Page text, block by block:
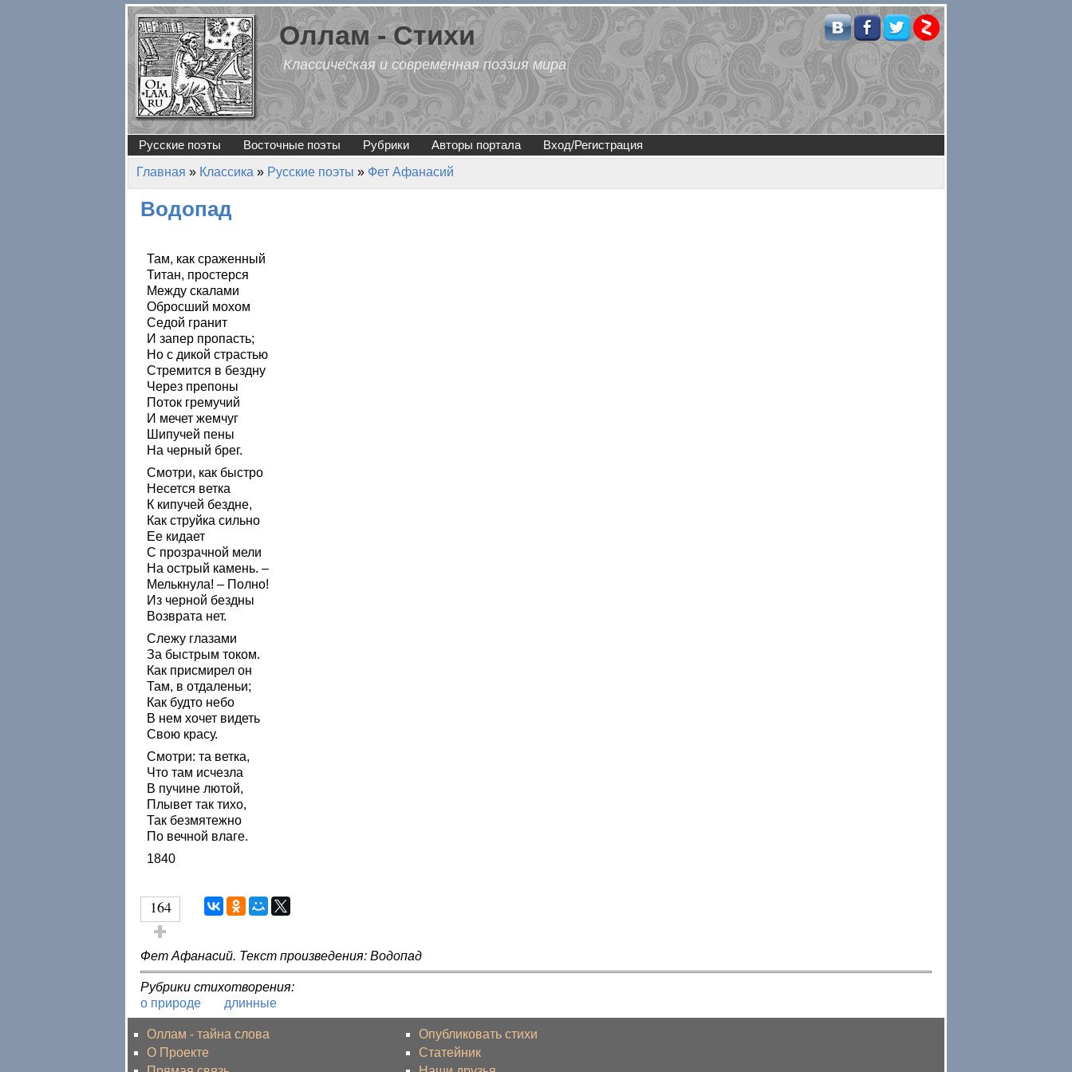
Перейти к основному содержанию
Оллам - Стихи
Классическая и современная поэзия мира
Русские поэты Восточные поэты Рубрики Авторы портала Вход/Регистрация
Вы здесь
Главная » Классика » Русские поэты » Фет Афанасий
Водопад
Там, как сраженный
Титан, простерся
Между скалами
Обросший мохом
Седой гранит
И запер пропасть;
Но с дикой страстью
Стремится в бездну
Через препоны
Поток гремучий
И мечет жемчуг
Шипучей пены
На черный брег.
Смотри, как быстро
Несется ветка
К кипучей бездне,
Как струйка сильно
Ее кидает
С прозрачной мели
На острый камень. –
Мелькнула! – Полно!
Из черной бездны
Возврата нет.
Слежу глазами
За быстрым током.
Как присмирел он
Там, в отдаленьи;
Как будто небо
В нем хочет видеть
Свою красу.
Смотри: та ветка,
Что там исчезла
В пучине лютой,
Плывет так тихо,
Так безмятежно
По вечной влаге.
1840
164
Голос за!
Фет Афанасий. Текст произведения: Водопад
Рубрики стихотворения:
о природе
длинные
Оллам - тайна слова
О Проекте
Опубликовать стихи
Статейник